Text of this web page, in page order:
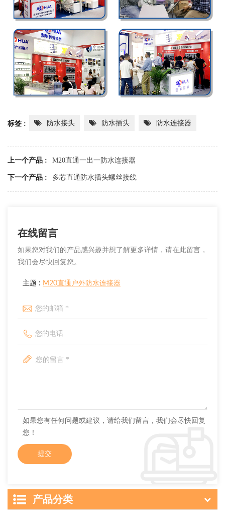
标签 : 防水接头 防水插头 防水连接器
上一个产品 : M20直通一出一防水连接器
下一个产品 : 多芯直通防水插头螺丝接线
在线留言
如果您对我们的产品感兴趣并想了解更多详情，请在此留言，
我们会尽快回复您。
主题 : M20直通户外防水连接器
如果您有任何问题或建议，请给我们留言，我们会尽快回复
您！
产品分类